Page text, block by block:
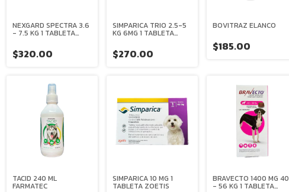
NEXGARD SPECTRA 3.6
- 7.5 KG 1 TABLETA
BOEHRINGER
INGELHEIM
$320.00
SIMPARICA TRIO 2.5-5
KG 6MG 1 TABLETA
$270.00
BOVITRAZ ELANCO
$185.00
TACID 240 ML
FARMATEC
SIMPARICA 10 MG 1
TABLETA ZOETIS
BRAVECTO 1400 MG 40
- 56 KG 1 TABLETA